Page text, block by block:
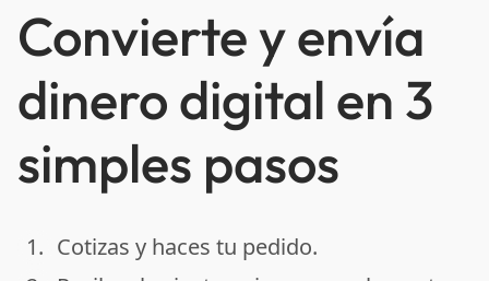
Convierte y envía
dinero digital en 3
simples pasos
done
1. Cotizas y haces tu pedido.